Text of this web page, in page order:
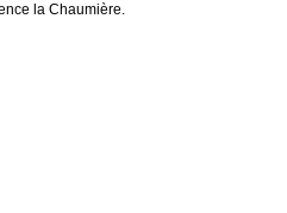
la Chaumière.